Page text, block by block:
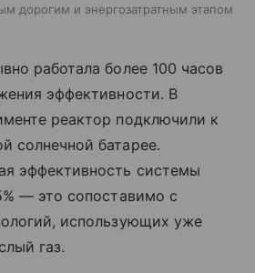
дорогим и энергозатратным этапом
работала более 100 часов
эффективности. В
реактор подключили к
солнечной батарее.
эффективность системы
— это сопоставимо с
использующих уже
газ.